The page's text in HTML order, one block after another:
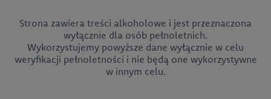
Strona zawiera treści alkoholowe i jest przeznaczona
wyłącznie dla osób pełnoletnich.
Wykorzystujemy powyższe dane wyłącznie w celu
weryfikacji pełnoletności i nie będą one wykorzystywne
w innym celu.